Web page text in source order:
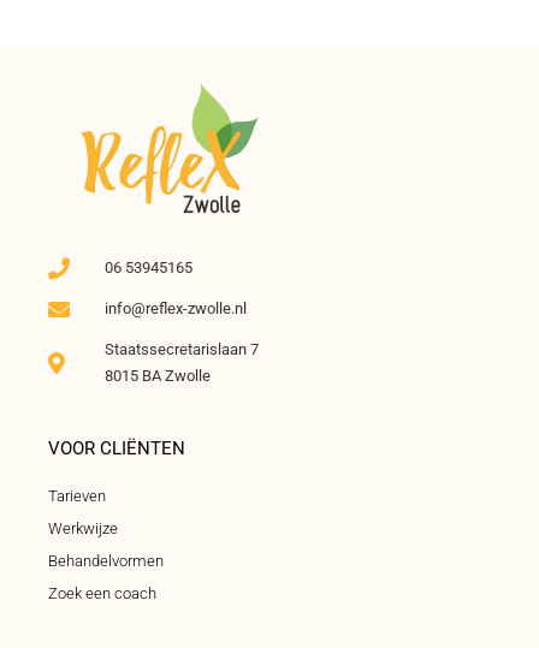
06 53945165
info@reflex-zwolle.nl
Staatssecretarislaan 7
8015 BA Zwolle
VOOR CLIËNTEN
Tarieven
Werkwijze
Behandelvormen
Zoek een coach